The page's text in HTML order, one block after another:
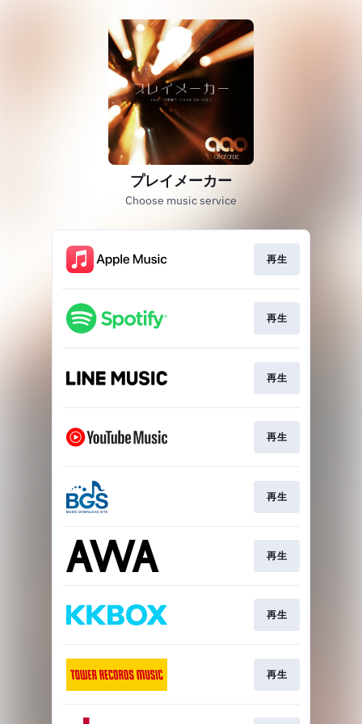
プレイメーカー
Choose music service
再生
再生
再生
再生
再生
再生
再生
再生